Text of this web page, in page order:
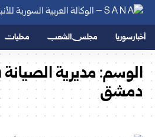
أخبار سوريا مجلس الشعب محليات
الوسم:مديرية
دمشق